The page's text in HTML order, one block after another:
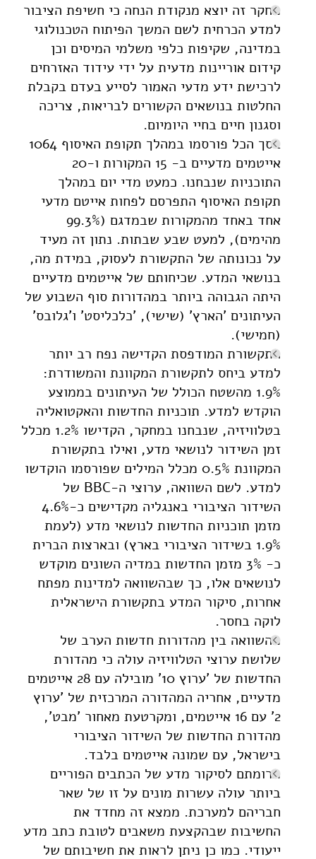
מחקר זה יוצא מנקודת הנחה כי חשיפת הציבור
למדע הכרחית לשם המשך הפיתוח הטכנולוגי
במדינה, שקיפות כלפי משלמי המיסים וכן
קידום אוריינות מדעית על ידי עידוד האזרחים
לרכישת ידע מדעי האמור לסייע בעדם בקבלת
החלטות בנושאים הקשורים לבריאות, צריכה
וסגנון חיים בחיי היומיום.
בסך הכל פורסמו במהלך תקופת האיסוף 1064
אייטמים מדעיים ב- 15 המקורות ו-20
התוכניות שנבחנו. כמעט מדי יום במהלך
תקופת האיסוף התפרסם לפחות אייטם מדעי
אחד באחד מהמקורות שבמדגם (99.3%
מהימים), למעט שבע שבתות. נתון זה מעיד
על נכונותה של התקשורת לעסוק, במידת מה,
בנושאי המדע. שכיחותם של אייטמים מדעיים
היתה הגבוהה ביותר במהדורות סוף השבוע של
העיתונים 'הארץ' (שישי), 'כלכליסט' ו'גלובס'
(חמישי).
התקשורת המודפסת הקדישה נפח רב יותר
למדע ביחס לתקשורת המקוונת והמשודרת:
1.9% מהשטח הכולל של העיתונים בממוצע
הוקדש למדע. תוכניות החדשות והאקטואליה
בטלוויזיה, שנבחנו במחקר, הקדישו 1.2% מכלל
זמן השידור לנושאי מדע, ואילו בתקשורת
המקוונת 0.5% מכלל המילים שפורסמו הוקדשו
למדע. לשם השוואה, ערוצי ה-BBC של
השידור הציבורי באנגליה מקדישים כ-4.6%
מזמן תוכניות החדשות לנושאי מדע (לעמת
1.9% בשידור הציבורי בארץ) ובארצות הברית
כ- 3% מזמן החדשות במדיה השונים מוקדש
לנושאים אלו, כך שבהשוואה למדינות מפתח
אחרות, סיקור המדע בתקשורת הישראלית
לוקה בחסר.
מהשוואה בין מהדורות חדשות הערב של
שלושת ערוצי הטלוויזיה עולה כי מהדורת
החדשות של 'ערוץ 10' מובילה עם 28 אייטמים
מדעיים, אחריה המהדורה המרכזית של 'ערוץ
2' עם 16 אייטמים, ומקרטעת מאחור 'מבט',
מהדורת החדשות של השידור הציבורי
בישראל, עם שמונה אייטמים בלבד.
תרומתם לסיקור מדע של הכתבים הפוריים
ביותר עולה עשרות מונים על זו של שאר
חבריהם למערכת. ממצא זה מחדד את
החשיבות שבהקצעת משאבים לטובת כתב מדע
ייעודי. כמו כן ניתן לראות את חשיבותם של